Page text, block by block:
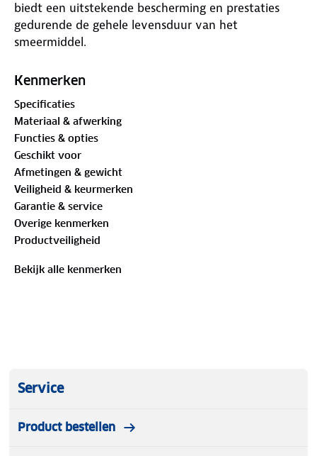
biedt een uitstekende bescherming en prestaties
gedurende de gehele levensduur van het
smeermiddel.
Zorgt voor uitstekende smering, wat essentieel is
voor een optimale werking van de motor.
Draagt bij aan een lager brandstofverbruik, wat
zowel kostenbesparend als milieuvriendelijk is.
Biedt goede vloeibaarheid bij lagere temperaturen,
wat zorgt voor een betrouwbare start, zelfs in
koude omstandigheden.
Specificaties:
Kenmerken
Specificaties
Materiaal & afwerking
Functies & opties
Geschikt voor
Afmetingen & gewicht
Veiligheid & keurmerken
Garantie & service
Overige kenmerken
Productveiligheid
Bekijk alle kenmerken
Service
Product bestellen